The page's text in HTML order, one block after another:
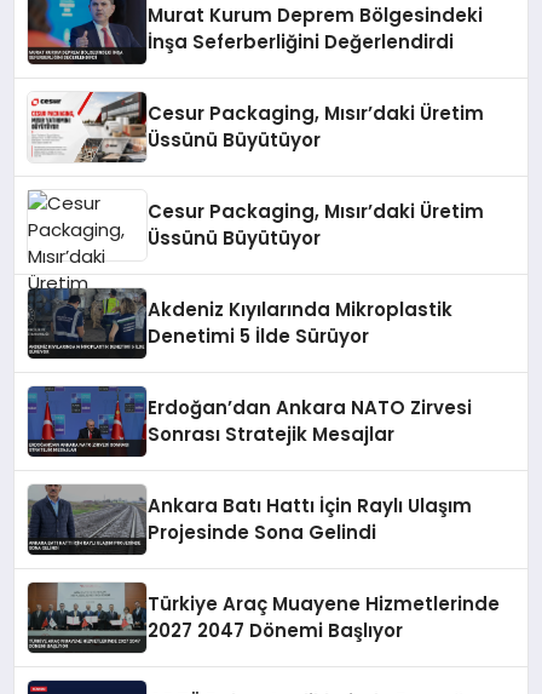
Murat Kurum Deprem Bölgesindeki
İnşa Seferberliğini Değerlendirdi
Cesur Packaging, Mısır’daki Üretim
Üssünü Büyütüyor
Cesur Packaging, Mısır’daki Üretim
Üssünü Büyütüyor
Akdeniz Kıyılarında Mikroplastik
Denetimi 5 İlde Sürüyor
Erdoğan’dan Ankara NATO Zirvesi
Sonrası Stratejik Mesajlar
Ankara Batı Hattı İçin Raylı Ulaşım
Projesinde Sona Gelindi
Türkiye Araç Muayene Hizmetlerinde
2027 2047 Dönemi Başlıyor